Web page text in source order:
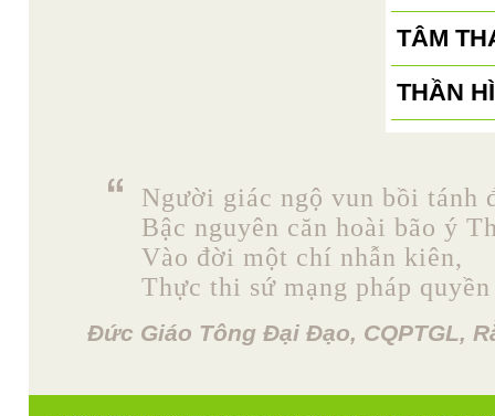
TÂM
THẦN
Người giác ngộ vun bồi tánh
Bậc nguyên căn hoài bão ý
Vào đời một chí nhẫn kiên,
Thực thi sứ mạng pháp
Đức Giáo Tông Đại Đạo, CQPTGL,